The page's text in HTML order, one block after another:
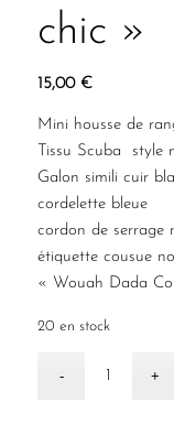
chic »
15,00 €
Mini housse de
Tissu Scuba style
Galon simili cuir
cordelette bleue
cordon de serrage
étiquette cousue
« Wouah Dada
20 en stock